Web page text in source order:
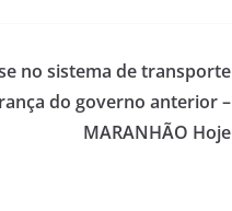
no sistema de transporte
do governo anterior –
MARANHÃO Hoje